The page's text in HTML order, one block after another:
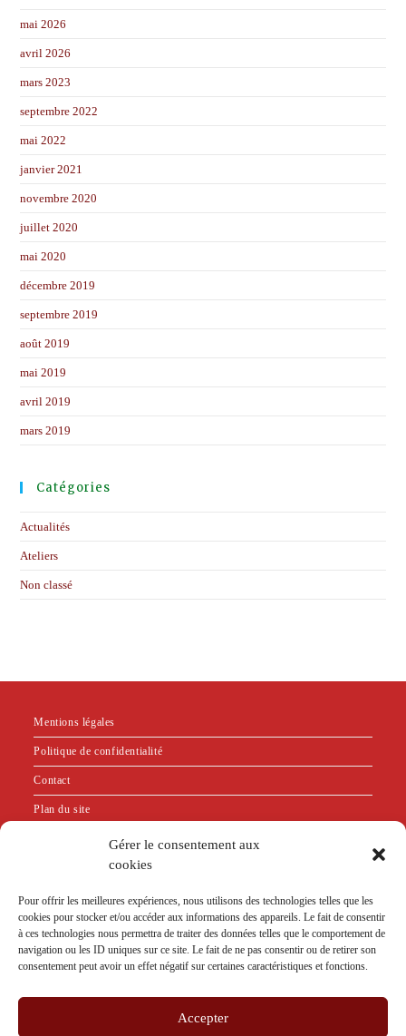
Gérer le consentement aux
cookies
Pour offrir les meilleures expériences, nous utilisons des technologies telles que les
cookies pour stocker et/ou accéder aux informations des appareils. Le fait de consentir
à ces technologies nous permettra de traiter des données telles que le comportement de
navigation ou les ID uniques sur ce site. Le fait de ne pas consentir ou de retirer son
consentement peut avoir un effet négatif sur certaines caractéristiques et fonctions.
Accepter
mai 2026
avril 2026
mars 2023
septembre 2022
mai 2022
janvier 2021
novembre 2020
juillet 2020
mai 2020
décembre 2019
septembre 2019
août 2019
mai 2019
avril 2019
mars 2019
Catégories
Actualités
Ateliers
Non classé
Mentions légales
Politique de confidentialité
Contact
Plan du site
"Bien que n'exerçant plus la psychothérapie relationnelle,
sympathisante. En effet, je m'appuie sur leur code de
déontologie pour définir l'éthique que je souhaite respecter
dans le cadre de l'exercice de mon activité."